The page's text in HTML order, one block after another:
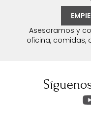
Asesoramos y
oficina, comidas,